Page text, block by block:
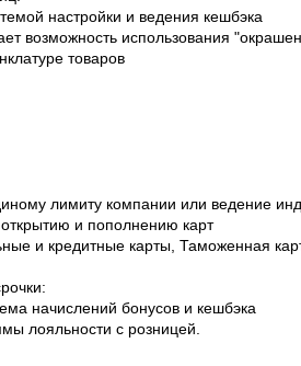
настройки и ведения кешбэка
возможность использования
товаров
лимиту компании или ведение
и пополнению карт
и кредитные карты, Таможенная
начислений бонусов и кешбэка
лояльности с розницей.